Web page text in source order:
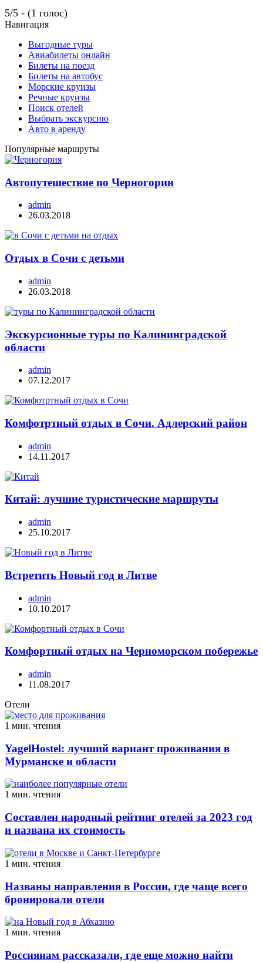
5/5 - (1 голос)
Навигация
Выгодные туры
Авиабилеты онлайн
Билеты на поезд
Билеты на автобус
Морские круизы
Речные круизы
Поиск отелей
Выбрать экскурсию
Авто в аренду
Популярные маршруты
Автопутешествие по Черногории
admin
26.03.2018
Отдых в Сочи с детьми
admin
26.03.2018
Экскурсионные туры по Калининградской
области
admin
07.12.2017
Комфотртный отдых в Сочи. Адлерский район
admin
14.11.2017
Китай: лучшие туристические маршруты
admin
25.10.2017
Встретить Новый год в Литве
admin
10.10.2017
Комфортный отдых на Черноморском побережье
admin
11.08.2017
Отели
1 мин. чтения
YagelHostel: лучший вариант проживания в
Мурманске и области
1 мин. чтения
Составлен народный рейтинг отелей за 2023 год
и названа их стоимость
1 мин. чтения
Названы направления в России, где чаще всего
бронировали отели
1 мин. чтения
Россиянам рассказали, где еще можно найти